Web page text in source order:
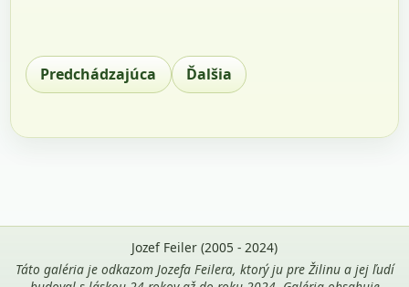
Predchádzajúca Ďalšia
Jozef Feiler (2005 - 2024)
Táto galéria je odkazom Jozefa Feilera, ktorý ju pre Žilinu a jej ľudí